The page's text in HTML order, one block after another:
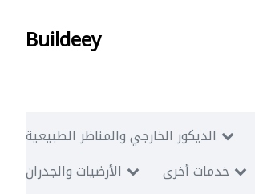
Buildeey
الديكور الخارجي والمناظر الطبيعية
الأرضيات والجدران
خدمات أخرى